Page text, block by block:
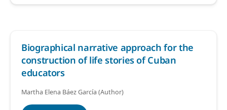
Biographical narrative approach for the
construction of life stories of Cuban
educators
Martha Elena Báez García (Author)